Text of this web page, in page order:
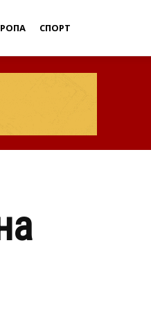
СПОРТ